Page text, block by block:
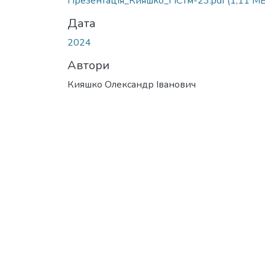
Дата
2024
Автори
Кияшко Олександр Іванович